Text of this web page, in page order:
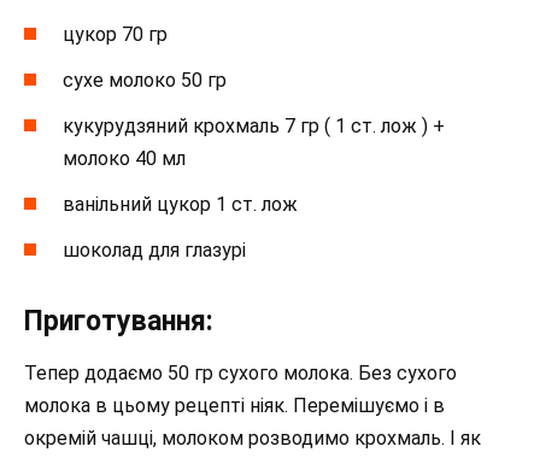
цукор 70 гр
сухе молоко 50 гр
кукурудзяний крохмаль 7 гр ( 1 ст. лож ) +
молоко 40 мл
ванільний цукор 1 ст. лож
шоколад для глазурі
Приготування:
Тепер додаємо 50 гр сухого молока. Без сухого
молока в цьому рецепті ніяк. Перемішуємо і в
окремій чашці, молоком розводимо крохмаль. І як